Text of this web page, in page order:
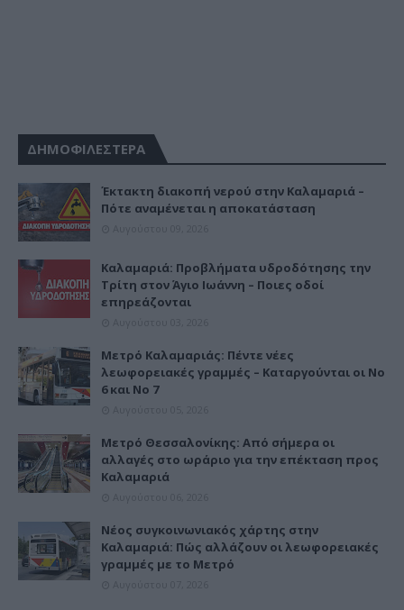
ΔΗΜΟΦΙΛΕΣΤΕΡΑ
Έκτακτη διακοπή νερού στην Καλαμαριά –
Πότε αναμένεται η αποκατάσταση
Καλαμαριά: Προβλήματα υδροδότησης την
Τρίτη στον Άγιο Ιωάννη – Ποιες οδοί
επηρεάζονται
Μετρό Καλαμαριάς: Πέντε νέες
λεωφορειακές γραμμές – Καταργούνται οι Νο
6 και Νο 7
Μετρό Θεσσαλονίκης: Από σήμερα οι
αλλαγές στο ωράριο για την επέκταση προς
Καλαμαριά
Νέος συγκοινωνιακός χάρτης στην
Καλαμαριά: Πώς αλλάζουν οι λεωφορειακές
γραμμές με το Μετρό